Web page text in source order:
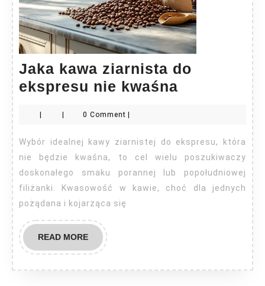
Jaka kawa ziarnista do
ekspresu nie kwaśna
do
ekspresu
nie
kwaśna
0 Comment
Wybór idealnej kawy ziarnistej do ekspresu, która
nie będzie kwaśna, to cel wielu poszukiwaczy
doskonałego smaku porannej lub popołudniowej
filiżanki. Kwasowość w kawie, choć dla jednych
pożądana i kojarząca się
READ MOREREAD
MORE